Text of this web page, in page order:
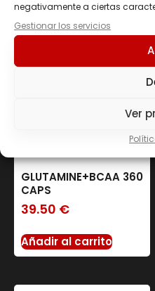
negativamente a ciertas
Gestionar los servicios
Ver
GLUTAMINE+BCAA 360
CAPS
39.50 €
Añadir al carrito